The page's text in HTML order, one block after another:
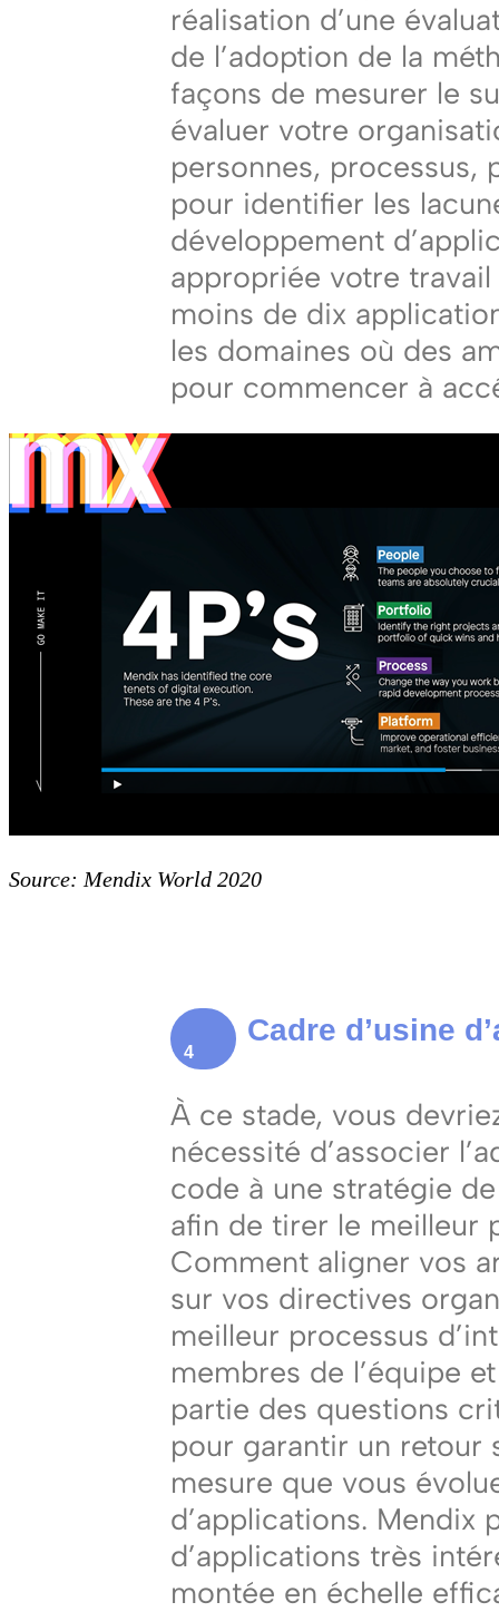
réalisation d’une
de l’adoption de la
façons de mesurer le
évaluer votre
personnes,
pour identifier les
développement
appropriée votre
moins de dix
les domaines où des
pour commencer à
Source: Mendix World 2020
4
Cadre d’usine
À ce stade, vous
nécessité d’associer
code à une stratégie
afin de tirer le meilleur
Comment aligner vos
sur vos directives
meilleur processus
membres de l’équipe
partie des questions
pour garantir un retour
mesure que vous
d’applications. Mendix
d’applications très
montée en échelle